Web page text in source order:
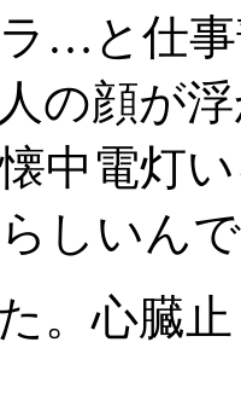
…と仕
の顔が
中電灯
しいん
。心臓